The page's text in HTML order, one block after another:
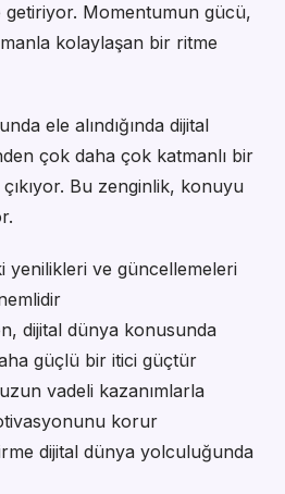
getiriyor. Momentumun gücü,
kolaylaşan bir ritme
ele alındığında dijital
çok daha çok katmanlı bir
Bu zenginlik, konuyu
yenilikleri ve güncellemeleri
dijital dünya konusunda
güçlü bir itici güçtür
vadeli kazanımlarla
korur
dijital dünya yolculuğunda